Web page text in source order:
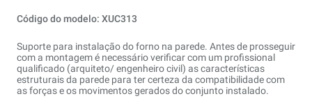
Código do modelo: XUC313
Suporte para instalação do forno na parede. Antes de prosseguir
com a montagem é necessário verificar com um profissional
qualificado (arquiteto/ engenheiro civil) as características
estruturais da parede para ter certeza da compatibilidade com
as forças e os movimentos gerados do conjunto instalado.